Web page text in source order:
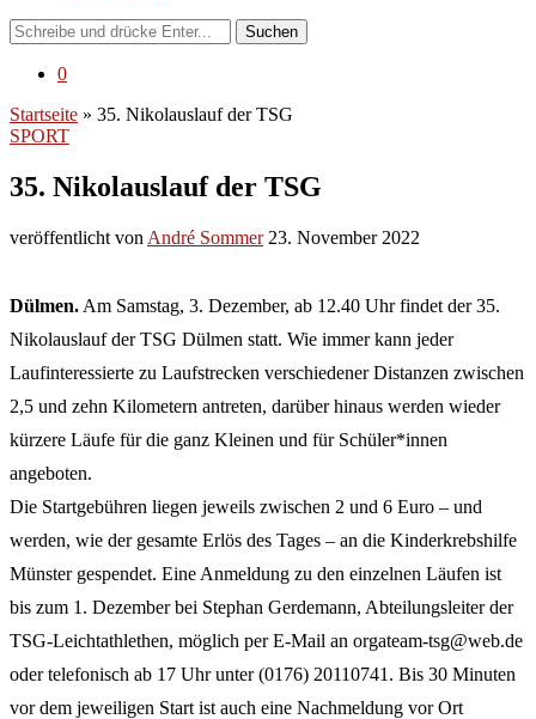
Suchen
0
Startseite » 35. Nikolauslauf der TSG
SPORT
35. Nikolauslauf der TSG
veröffentlicht von André Sommer 23. November 2022
Dülmen. Am Samstag, 3. Dezember, ab 12.40 Uhr findet der 35.
Nikolauslauf der TSG Dülmen statt. Wie immer kann jeder
Laufinteressierte zu Laufstrecken verschiedener Distanzen zwischen
2,5 und zehn Kilometern antreten, darüber hinaus werden wieder
kürzere Läufe für die ganz Kleinen und für Schüler*innen
angeboten.
Die Startgebühren liegen jeweils zwischen 2 und 6 Euro – und
werden, wie der gesamte Erlös des Tages – an die Kinderkrebshilfe
Münster gespendet. Eine Anmeldung zu den einzelnen Läufen ist
bis zum 1. Dezember bei Stephan Gerdemann, Abteilungsleiter der
TSG-Leichtathlethen, möglich per E-Mail an orgateam-tsg@web.de
oder telefonisch ab 17 Uhr unter (0176) 20110741. Bis 30 Minuten
vor dem jeweiligen Start ist auch eine Nachmeldung vor Ort